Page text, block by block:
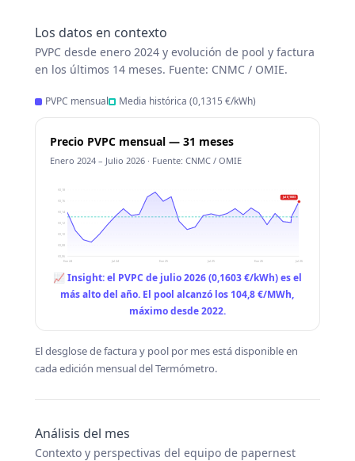
Los datos en contexto
PVPC desde enero 2024 y evolución de pool y factura
en los últimos 14 meses. Fuente: CNMC / OMIE.
PVPC mensual Media histórica (0,1315 €/kWh)
Precio PVPC mensual — 31 meses
Enero 2024 – Julio 2026 · Fuente: CNMC / OMIE
€0,06
€0,08
€0,10
€0,12
€0,14
€0,16
€0,18
Ene 24 Jul 24 Ene 25 Jul 25 Ene 26 Jul 26
Jul 0,1603
📈 Insight: el PVPC de julio 2026 (0,1603 €/kWh) es el
más alto del año. El pool alcanzó los 104,8 €/MWh,
máximo desde 2022.
El desglose de factura y pool por mes está disponible en
cada edición mensual del Termómetro.
Análisis del mes
Contexto y perspectivas del equipo de papernest